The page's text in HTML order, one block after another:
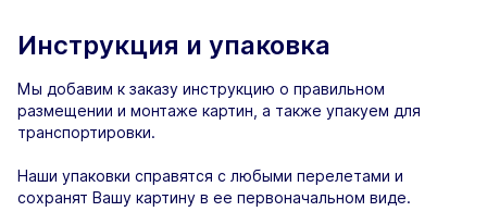
Инструкция и упаковка
Мы добавим к заказу инструкцию о правильном
размещении и монтаже картин, а также упакуем для
транспортировки.
Наши упаковки справятся с любыми перелетами и
сохранят Вашу картину в ее первоначальном виде.